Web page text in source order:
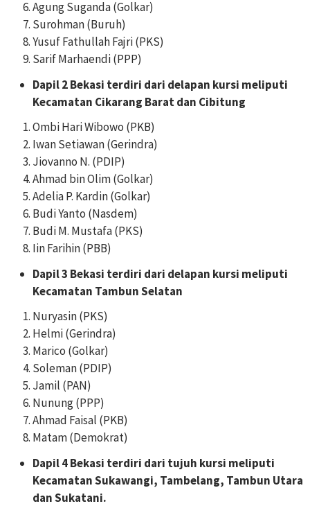
Agung Suganda (Golkar)
Surohman (Buruh)
Yusuf Fathullah Fajri (PKS)
Sarif Marhaendi (PPP)
Dapil 2 Bekasi terdiri dari delapan kursi meliputi
Kecamatan Cikarang Barat dan Cibitung
Ombi Hari Wibowo (PKB)
Iwan Setiawan (Gerindra)
Jiovanno N. (PDIP)
Ahmad bin Olim (Golkar)
Adelia P. Kardin (Golkar)
Budi Yanto (Nasdem)
Budi M. Mustafa (PKS)
Iin Farihin (PBB)
Dapil 3 Bekasi terdiri dari delapan kursi meliputi
Kecamatan Tambun Selatan
Nuryasin (PKS)
Helmi (Gerindra)
Marico (Golkar)
Soleman (PDIP)
Jamil (PAN)
Nunung (PPP)
Ahmad Faisal (PKB)
Matam (Demokrat)
Dapil 4 Bekasi terdiri dari tujuh kursi meliputi
Kecamatan Sukawangi, Tambelang, Tambun Utara
dan Sukatani.